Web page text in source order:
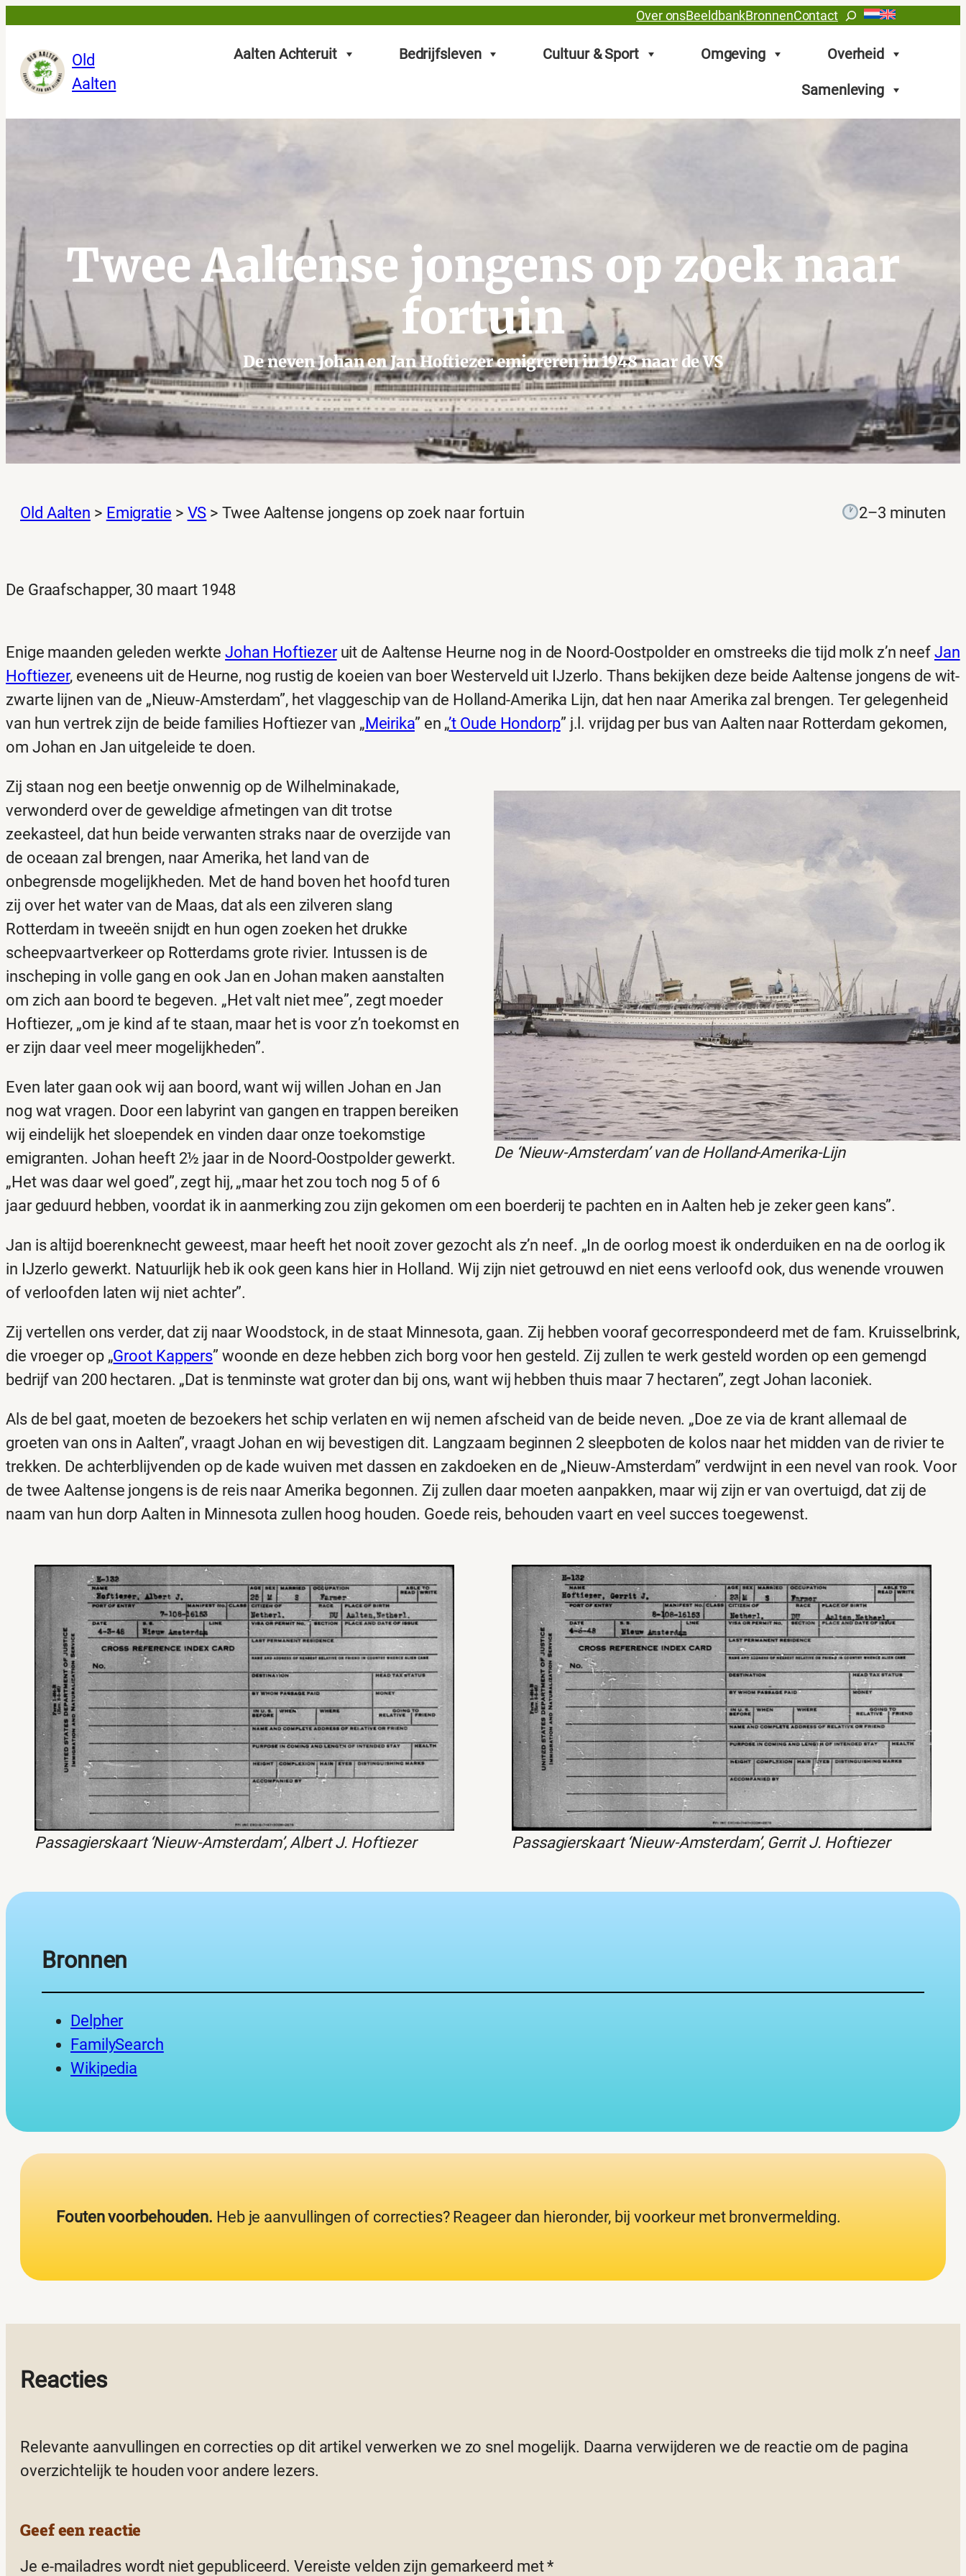
de
inhoud
Over onsBeeldbankBronnenContactZoeken
Old
Aalten
Aalten Achteruit Bedrijfsleven Cultuur & Sport Omgeving Overheid
Samenleving
Twee Aaltense jongens op zoek naar
fortuin
De neven Johan en Jan Hoftiezer emigreren in 1948 naar de VS
Old Aalten > Emigratie > VS >Twee Aaltense jongens op zoek naar fortuin 2–3 minuten
De Graafschapper, 30 maart 1948
Enige maanden geleden werkteJohan Hoftiezeruit de Aaltense Heurne nog in de Noord-Oostpolder en omstreeks die tijd molk z’n neef Jan
Hoftiezer, eveneens uit de Heurne, nog rustig de koeien van boer Westerveld uit IJzerlo. Thans bekijken deze beide Aaltense jongens de wit-
zwarte lijnen van de „Nieuw-Amsterdam”, het vlaggeschip van de Holland-Amerika Lijn, dat hen naar Amerika zal brengen. Ter gelegenheid
van hun vertrek zijn de beide families Hoftiezer van „Meirika” en „’t Oude Hondorp” j.l. vrijdag per bus van Aalten naar Rotterdam gekomen,
om Johan en Jan uitgeleide te doen.
De ‘Nieuw-Amsterdam’ van de Holland-Amerika-Lijn
Zij staan nog een beetje onwennig op de Wilhelminakade,
verwonderd over de geweldige afmetingen van dit trotse
zeekasteel, dat hun beide verwanten straks naar de overzijde van
de oceaan zal brengen, naar Amerika, het land van de
onbegrensde mogelijkheden. Met de hand boven het hoofd turen
zij over het water van de Maas, dat als een zilveren slang
Rotterdam in tweeën snijdt en hun ogen zoeken het drukke
scheepvaartverkeer op Rotterdams grote rivier. Intussen is de
inscheping in volle gang en ook Jan en Johan maken aanstalten
om zich aan boord te begeven. „Het valt niet mee”, zegt moeder
Hoftiezer, „om je kind af te staan, maar het is voor z’n toekomst en
er zijn daar veel meer mogelijkheden”.
Even later gaan ook wij aan boord, want wij willen Johan en Jan
nog wat vragen. Door een labyrint van gangen en trappen bereiken
wij eindelijk het sloependek en vinden daar onze toekomstige
emigranten. Johan heeft 2½ jaar in de Noord-Oostpolder gewerkt.
„Het was daar wel goed”, zegt hij, „maar het zou toch nog 5 of 6
jaar geduurd hebben, voordat ik in aanmerking zou zijn gekomen om een boerderij te pachten en in Aalten heb je zeker geen kans”.
Jan is altijd boerenknecht geweest, maar heeft het nooit zover gezocht als z’n neef. „In de oorlog moest ik onderduiken en na de oorlog ik
in IJzerlo gewerkt. Natuurlijk heb ik ook geen kans hier in Holland. Wij zijn niet getrouwd en niet eens verloofd ook, dus wenende vrouwen
of verloofden laten wij niet achter”.
Zij vertellen ons verder, dat zij naar Woodstock, in de staat Minnesota, gaan. Zij hebben vooraf gecorrespondeerd met de fam. Kruisselbrink,
die vroeger op „Groot Kappers” woonde en deze hebben zich borg voor hen gesteld. Zij zullen te werk gesteld worden op een gemengd
bedrijf van 200 hectaren. „Dat is tenminste wat groter dan bij ons, want wij hebben thuis maar 7 hectaren”, zegt Johan laconiek.
Als de bel gaat, moeten de bezoekers het schip verlaten en wij nemen afscheid van de beide neven. „Doe ze via de krant allemaal de
groeten van ons in Aalten”, vraagt Johan en wij bevestigen dit. Langzaam beginnen 2 sleepboten de kolos naar het midden van de rivier te
trekken. De achterblijvenden op de kade wuiven met dassen en zakdoeken en de „Nieuw-Amsterdam” verdwijnt in een nevel van rook. Voor
de twee Aaltense jongens is de reis naar Amerika begonnen. Zij zullen daar moeten aanpakken, maar wij zijn er van overtuigd, dat zij de
naam van hun dorp Aalten in Minnesota zullen hoog houden. Goede reis, behouden vaart en veel succes toegewenst.
Passagierskaart ‘Nieuw-Amsterdam’, Albert J. Hoftiezer Passagierskaart ‘Nieuw-Amsterdam’, Gerrit J. Hoftiezer
Bronnen
Delpher
FamilySearch
Wikipedia
Fouten voorbehouden. Heb je aanvullingen of correcties? Reageer dan hieronder, bij voorkeur met bronvermelding.
Reacties
Relevante aanvullingen en correcties op dit artikel verwerken we zo snel mogelijk. Daarna verwijderen we de reactie om de pagina
overzichtelijk te houden voor andere lezers.
Geef een reactie
Je e-mailadres wordt niet gepubliceerd. Vereiste velden zijn gemarkeerd met*